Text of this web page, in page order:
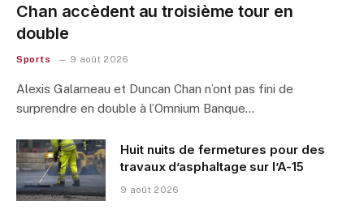
Chan accèdent au troisième tour en
double
Sports 9 août 2026
Alexis Galarneau et Duncan Chan n’ont pas fini de
surprendre en double à l’Omnium Banque…
Huit nuits de fermetures pour des
travaux d’asphaltage sur l’A-15
9 août 2026